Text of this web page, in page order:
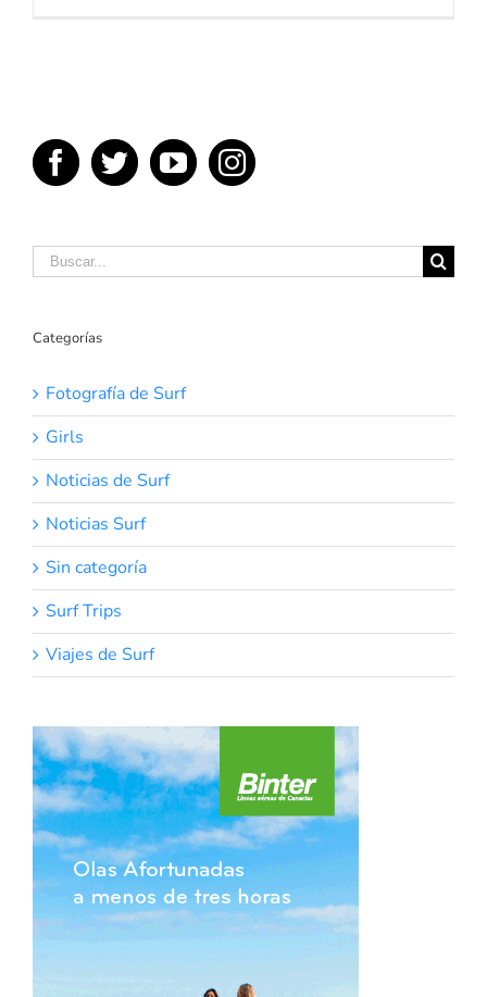
Buscar:
Categorías
Fotografía de Surf
Girls
Noticias de Surf
Noticias Surf
Sin categoría
Surf Trips
Viajes de Surf